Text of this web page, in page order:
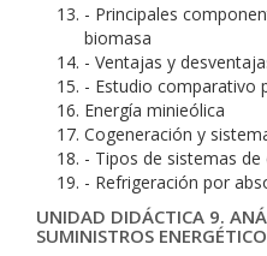
- Principales
biomasa
- Ventajas y
- Estudio comparativo
Energía minieólica
Cogeneración y
- Tipos de sistemas de
- Refrigeración por
UNIDAD DIDÁCTICA 9.
SUMINISTROS